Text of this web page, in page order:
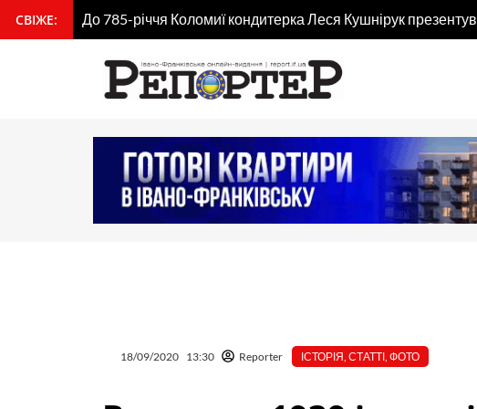
вмісту
СВІЖЕ:
Мова ваших рук: що улюблена каблучка розповідає світу
18/09/2020 13:30 Reporter ІСТОРІЯ СТАТТІ ФОТО